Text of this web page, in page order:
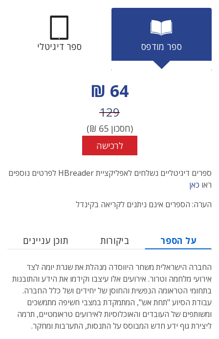
ספר מודפס ספר דיגיטלי
מחיר הנחה
64 ₪
מחיר לפני הנחה
129
(חסכון65
₪)
לרכישה
ספרים דיגיטליים נשלחים לאפליקציית HBreader לפרטים נוספים
ראו כאן
הערה: הספרים אינם ניתנים לקריאה בקינדל
על הספר ביקורות תוכן עניינים
החברה הישראלית משחר היווסדה מנהלת את שגרת יומה לצד
אירועי מלחמה וטרור. אירועים אלו עיצבו וקידמו את הידע והתובנות
בתחומי הטראומה הנפשית והחוסן של יחידים ושל כלל החברה.
עבודת הסיוע "תחת אש", המתמקדת במצבי חשיפה מתמשכים
ומשותפים של העובדים והאוכלוסיות לאירועים טראומטיים, תרמה
ליצירת גוף ידע חדש המבוסס על התנסות, התערבות ומחקר.